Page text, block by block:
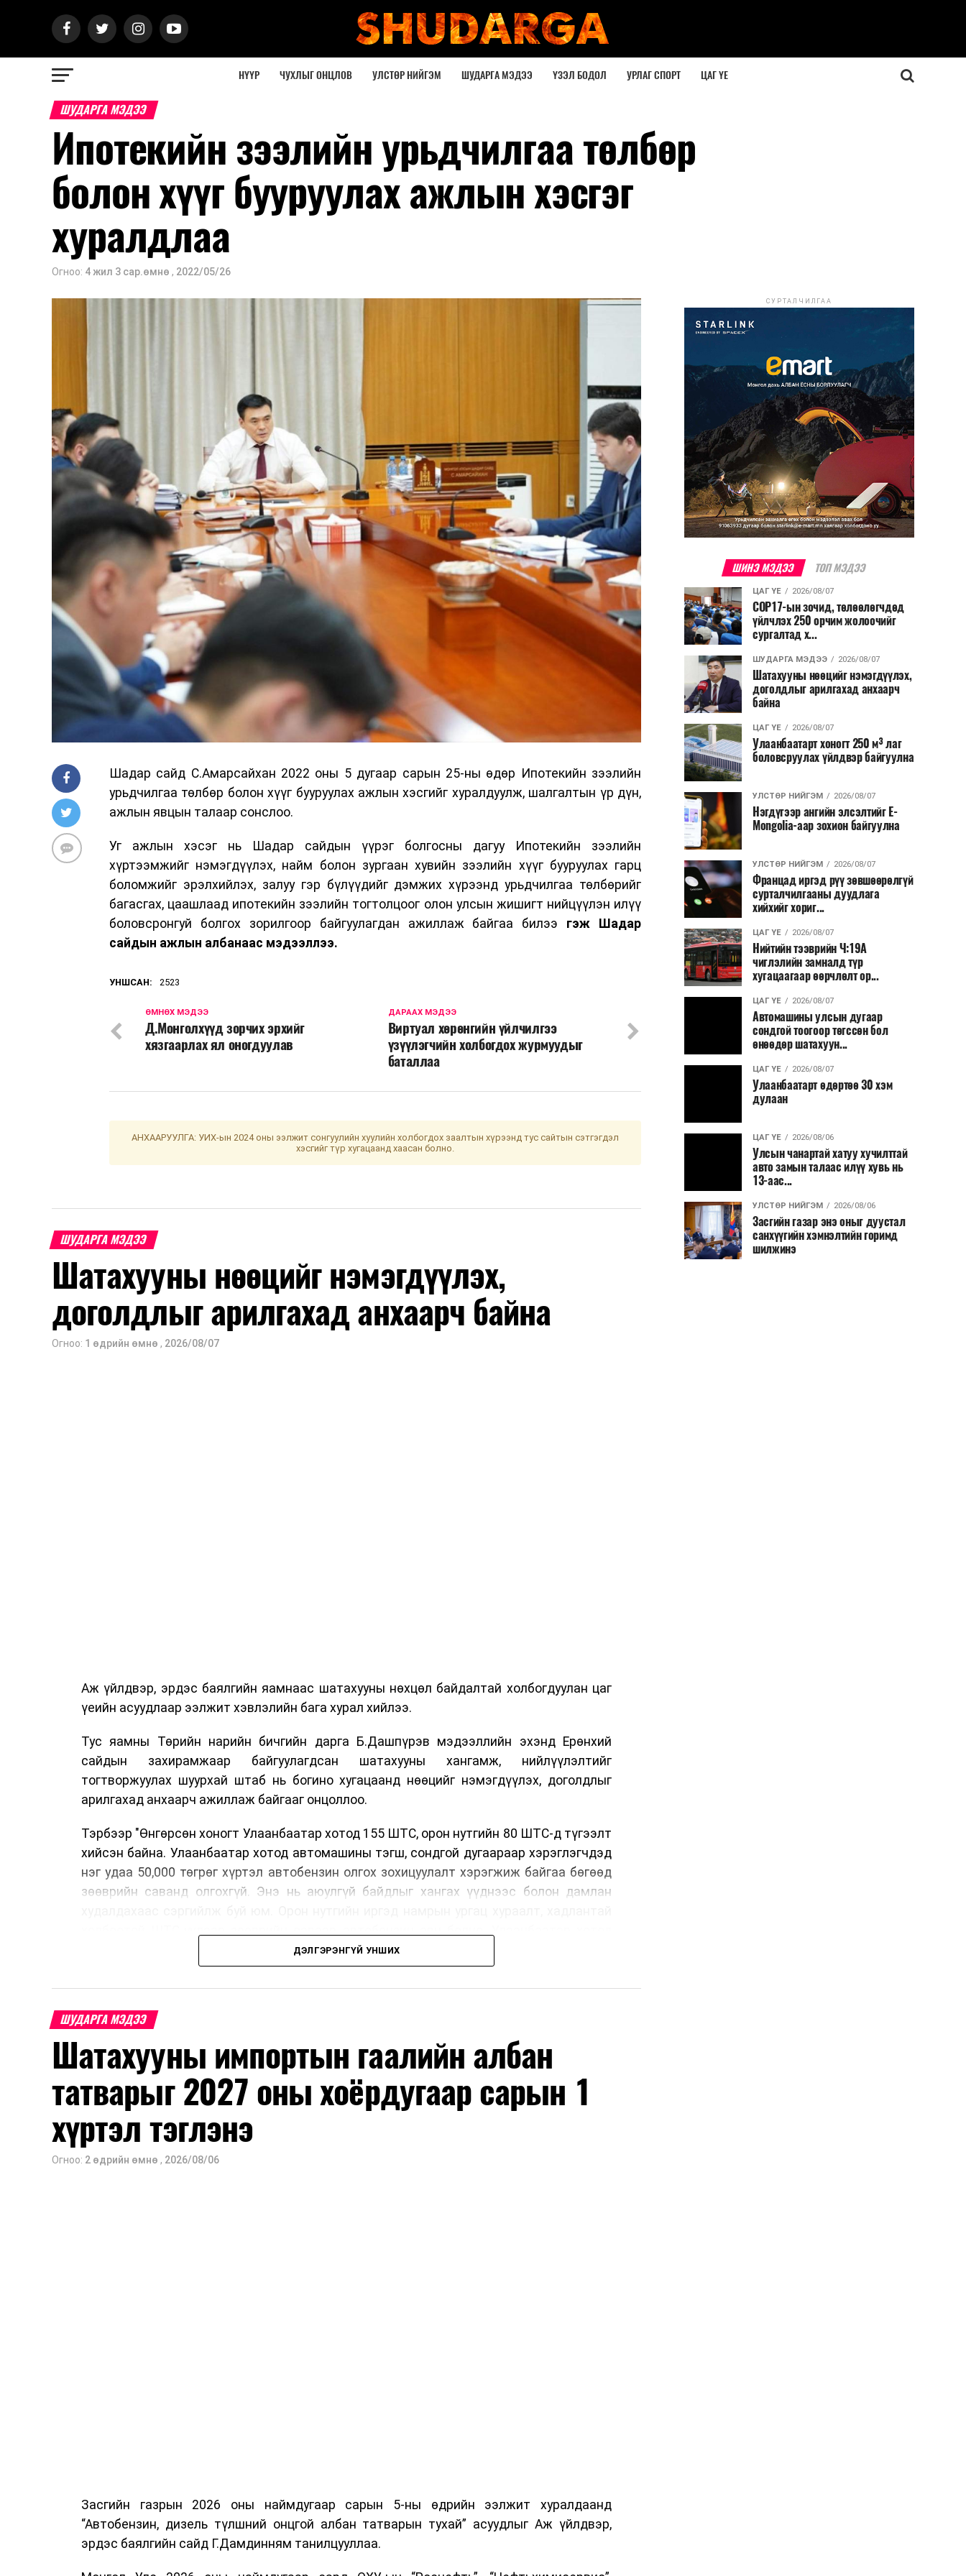
НҮҮР ЧУХЛЫГ ОНЦЛОВ УЛСТӨР НИЙГЭМ ШУДАРГА МЭДЭЭ ҮЗЭЛ БОДОЛ УРЛАГ СПОРТ ЦАГ ҮЕ
ШУДАРГА МЭДЭЭ
Ипотекийн зээлийн урьдчилгаа төлбөр
болон хүүг бууруулах ажлын хэсгэг
хуралдлаа
Огноо: 4 жил 3 сар.өмнө , 2022/05/26
Шадар сайд С.Амарсайхан 2022 оны 5 дугаар сарын 25-ны өдөр Ипотекийн зээлийн
урьдчилгаа төлбөр болон хүүг бууруулах ажлын хэсгийг хуралдуулж, шалгалтын үр дүн,
ажлын явцын талаар сонслоо.
Уг ажлын хэсэг нь Шадар сайдын үүрэг болгосны дагуу Ипотекийн зээлийн
хүртээмжийг нэмэгдүүлэх, найм болон зургаан хувийн зээлийн хүүг бууруулах гарц
боломжийг эрэлхийлэх, залуу гэр бүлүүдийг дэмжих хүрээнд урьдчилгаа төлбөрийг
багасгах, цаашлаад ипотекийн зээлийн тогтолцоог олон улсын жишигт нийцүүлэн илүү
боловсронгуй болгох зорилгоор байгуулагдан ажиллаж байгаа билээ гэж Шадар
сайдын ажлын албанаас мэдээллээ.
УНШСАН: 2523
ДАРААХ МЭДЭЭ
Виртуал хөрөнгийн үйлчилгээ
үзүүлэгчийн холбогдох журмуудыг
баталлаа
ӨМНӨХ МЭДЭЭ
Д.Монголхүүд зорчих эрхийг
хязгаарлах ял оногдуулав
АНХААРУУЛГА: УИХ-ын 2024 оны ээлжит сонгуулийн хуулийн холбогдох заалтын хүрээнд тус сайтын сэтгэгдэл
хэсгийг түр хугацаанд хаасан болно.
ШУДАРГА МЭДЭЭ
Шатахууны нөөцийг нэмэгдүүлэх,
доголдлыг арилгахад анхаарч байна
Огноо: 1 өдрийн өмнө , 2026/08/07
Аж үйлдвэр, эрдэс баялгийн яамнаас шатахууны нөхцөл байдалтай холбогдуулан цаг
үеийн асуудлаар ээлжит хэвлэлийн бага хурал хийлээ.
Тус яамны Төрийн нарийн бичгийн дарга Б.Дашпүрэв мэдээллийн эхэнд Ерөнхий
сайдын захирамжаар байгуулагдсан шатахууны хангамж, нийлүүлэлтийг
тогтворжуулах шуурхай штаб нь богино хугацаанд нөөцийг нэмэгдүүлэх, доголдлыг
арилгахад анхаарч ажиллаж байгааг онцоллоо.
Тэрбээр "Өнгөрсөн хоногт Улаанбаатар хотод 155 ШТС, орон нутгийн 80 ШТС-д түгээлт
хийсэн байна. Улаанбаатар хотод автомашины тэгш, сондгой дугаараар хэрэглэгчдэд
нэг удаа 50,000 төгрөг хүртэл автобензин олгох зохицуулалт хэрэгжиж байгаа бөгөөд
зөөврийн саванд олгохгүй. Энэ нь аюулгүй байдлыг хангах үүднээс болон дамлан
автомашины тэгш, сондгой дугаараар хэрэглэгчдэд нэг удаа 50,000 төгрөг хүртэл
автобензин олгох зохицуулалт энэ сарын 15-ны өдрийг хүртэл үргэлжлэх бөгөөд энэ
үед нөөцийг хэвийн болгох, хэвийн горимоор ажлаа үргэлжүүлнэ гэж найдаж байна.
Шатахууны нөөцийг нэмэгдүүлэх, нийлүүлэлтийг тогтворжуулах хүрээнд бусад эх
үүсвэрийг нэмэгдүүлэх чиглэлд анхаарч байна. Замын-Үүд боомтоор 2000 тонн дизель
түлш орж ирсэн бөгөөд шилжүүлэн ачих ажиллагаа хийгдэж байна" гэлээ
үйлдвэр, эрдэс баялгийн яамнаас мэдээллээ.
ДЭЛГЭРЭНГҮЙ УНШИХ
ШУДАРГА МЭДЭЭ
Шатахууны импортын гаалийн албан
татварыг 2027 оны хоёрдугаар сарын 1
хүртэл тэглэнэ
Огноо: 2 өдрийн өмнө , 2026/08/06
Засгийн газрын 2026 оны наймдугаар сарын 5-ны өдрийн ээлжит хуралдаанд
“Автобензин, дизель түлшний онцгой албан татварын тухай” асуудлыг Аж үйлдвэр,
эрдэс баялгийн сайд Г.Дамдинням танилцууллаа.
СУРТАЛЧИЛГАА
ШИНЭ МЭДЭЭ ТОП МЭДЭЭ
ЦАГ ҮЕ 2026/08/07
COP17-ын зочид, төлөөлөгчдөд
үйлчлэх 250 орчим жолоочийг
сургалтад х...
ШУДАРГА МЭДЭЭ 2026/08/07
Шатахууны нөөцийг нэмэгдүүлэх,
доголдлыг арилгахад анхаарч
байна
ЦАГ ҮЕ 2026/08/07
Улаанбаатарт хоногт 250 м³ лаг
боловсруулах үйлдвэр байгуулна
УЛСТӨР НИЙГЭМ 2026/08/07
Нэгдүгээр ангийн элсэлтийг E-
Mongolia-аар зохион байгуулна
УЛСТӨР НИЙГЭМ 2026/08/07
Францад иргэд рүү зөвшөөрөлгүй
сурталчилгааны дуудлага
хийхийг хориг...
ЦАГ ҮЕ 2026/08/07
Нийтийн тээврийн Ч:19А
чиглэлийн замналд түр
хугацаагаар өөрчлөлт ор...
ЦАГ ҮЕ 2026/08/07
Автомашины улсын дугаар
сондгой тоогоор төгссөн бол
өнөөдөр шатахуун...
ЦАГ ҮЕ 2026/08/07
Улаанбаатарт өдөртөө 30 хэм
дулаан
ЦАГ ҮЕ 2026/08/06
Улсын чанартай хатуу хучилттай
авто замын талаас илүү хувь нь
13-аас...
УЛСТӨР НИЙГЭМ 2026/08/06
Засгийн газар энэ оныг дуустал
санхүүгийн хэмнэлтийн горимд
шилжинэ